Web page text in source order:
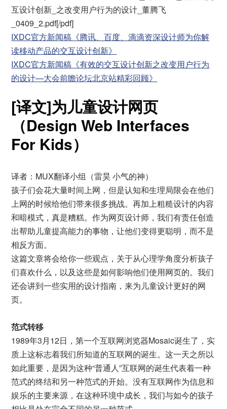
互设计创新_之改变用户行为的设计_董腾飞
_0409_2.pdf[/pdf]
IXDC官方新闻稿《腾讯、百度、滴滴资深设计师为你解
读移动产品的交互设计创新》
IXDC官方新闻稿《有效的交互设计创新之改变用户行为
的设计—大会前瞻论坛北京站精彩回顾》
[译文]为儿童设计网页
（Design Web Interfaces
For Kids）
译者：MUX翻译小组（雷昊 小气的神）
孩子们会花大量时间上网，但是认知和生理局限会在他们
上网的时候给他们带来很多挑战。再加上粗糙设计的内容
和暗模式，真是糟糕。作为网页设计师，我们有责任创造
出帮助儿童提高能力的事物，让他们变得更聪明，而不是
相反方面。
这篇文章将会给你一些观点，关于从心理学角度分析孩子
们喜欢什么，以及这些是如何影响他们使用网页的。我们
还会讲到一些实用的设计指南，来为儿童设计更好的网
页。
范式转移
1989年3月12日，第一个互联网浏览器Mosaic诞生了，实
质上这标志着我们所知道的互联网的诞生。这一天之所以
如此重要，是因为这种“普通人”互联网的诞生代表着一种
范式的终结和另一种范式的开始。没有互联网作为信息和
娱乐的主要来源，在这种环境中成长，我们与如今的孩子